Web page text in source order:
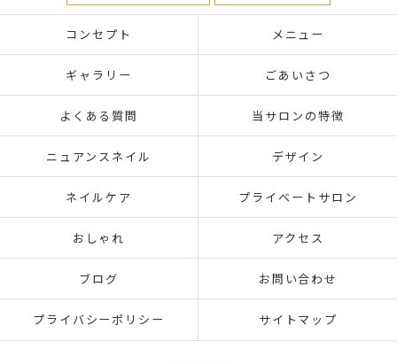
コンセプト メニュー
ギャラリー ごあいさつ
よくある質問 当サロンの特徴
ニュアンスネイル デザイン
ネイルケア プライベートサロン
おしゃれ アクセス
ブログ お問い合わせ
プライバシーポリシー サイトマップ